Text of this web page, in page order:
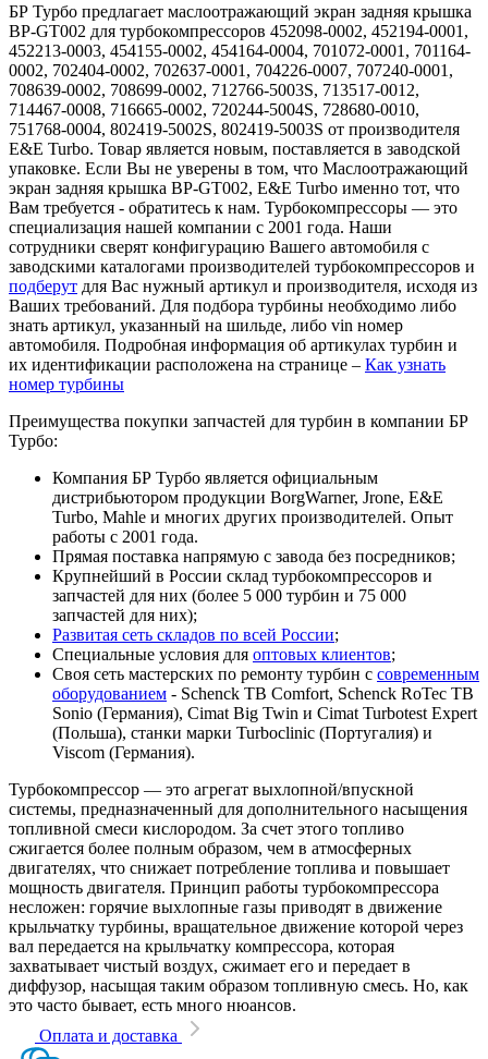
БР Турбо предлагает маслоотражающий экран задняя крышка
BP-GT002 для турбокомпрессоров 452098-0002, 452194-0001,
452213-0003, 454155-0002, 454164-0004, 701072-0001, 701164-
0002, 702404-0002, 702637-0001, 704226-0007, 707240-0001,
708639-0002, 708699-0002, 712766-5003S, 713517-0012,
714467-0008, 716665-0002, 720244-5004S, 728680-0010,
751768-0004, 802419-5002S, 802419-5003S от производителя
E&E Turbo. Товар является новым, поставляется в заводской
упаковке. Если Вы не уверены в том, что Маслоотражающий
экран задняя крышка BP-GT002, E&E Turbo именно тот, что
Вам требуется - обратитесь к нам. Турбокомпрессоры — это
специализация нашей компании с 2001 года. Наши
сотрудники сверят конфигурацию Вашего автомобиля с
заводскими каталогами производителей турбокомпрессоров и
подберут для Вас нужный артикул и производителя, исходя из
Ваших требований. Для подбора турбины необходимо либо
знать артикул, указанный на шильде, либо vin номер
автомобиля. Подробная информация об артикулах турбин и
их идентификации расположена на странице – Как узнать
номер турбины
Преимущества покупки запчастей для турбин в компании БР
Турбо:
Компания БР Турбо является официальным
дистрибьютором продукции BorgWarner, Jrone, E&E
Turbo, Mahle и многих других производителей. Опыт
работы с 2001 года.
Прямая поставка напрямую с завода без посредников;
Крупнейший в России склад турбокомпрессоров и
запчастей для них (более 5 000 турбин и 75 000
запчастей для них);
Развитая сеть складов по всей России;
Специальные условия для оптовых клиентов;
Своя сеть мастерских по ремонту турбин с современным
оборудованием - Schenck TB Comfort, Schenck RoTec TB
Sonio (Германия), Cimat Big Twin и Cimat Turbotest Expert
(Польша), станки марки Turboclinic (Португалия) и
Viscom (Германия).
Турбокомпрессор — это агрегат выхлопной/впускной
системы, предназначенный для дополнительного насыщения
топливной смеси кислородом. За счет этого топливо
сжигается более полным образом, чем в атмосферных
двигателях, что снижает потребление топлива и повышает
мощность двигателя. Принцип работы турбокомпрессора
несложен: горячие выхлопные газы приводят в движение
крыльчатку турбины, вращательное движение которой через
вал передается на крыльчатку компрессора, которая
захватывает чистый воздух, сжимает его и передает в
диффузор, насыщая таким образом топливную смесь. Но, как
это часто бывает, есть много нюансов.
Оплата и доставка